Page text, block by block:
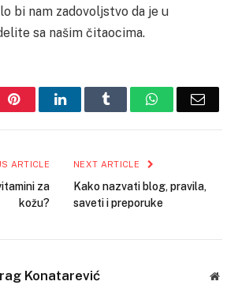
bi nam zadovoljstvo da je u
sa našim čitaocima.
PinterestLinkedInTumblr WhatsAppEmail
ARTICLE
za
kožu?
NEXT ARTICLE
Kako nazvati blog, pravila,
saveti i preporuke
Konatarević